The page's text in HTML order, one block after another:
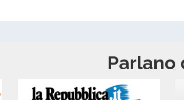
Parlano